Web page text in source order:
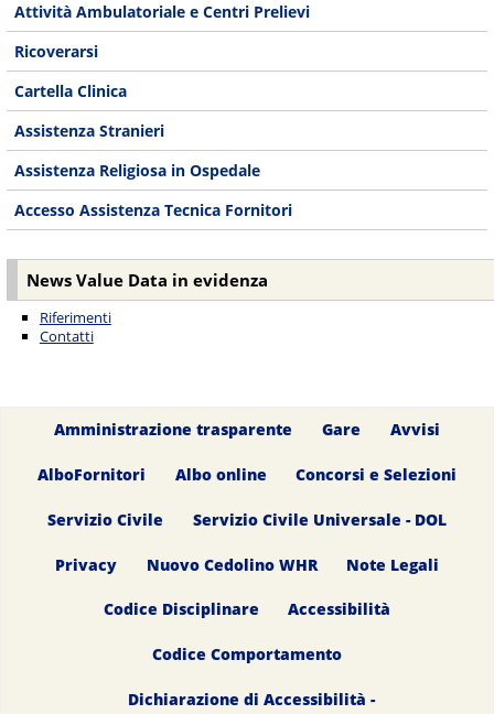
Attività Ambulatoriale e Centri Prelievi
Ricoverarsi
Cartella Clinica
Assistenza Stranieri
Assistenza Religiosa in Ospedale
Accesso Assistenza Tecnica Fornitori
News Value Data in evidenza
Riferimenti
Contatti
Amministrazione trasparente Gare Avvisi
AlboFornitori Albo online Concorsi e Selezioni
Servizio Civile Servizio Civile Universale - DOL
Privacy Nuovo Cedolino WHR Note Legali
Codice Disciplinare Accessibilità
Codice Comportamento
Dichiarazione di Accessibilità -